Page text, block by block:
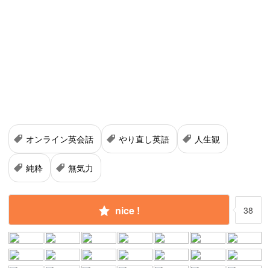
オンライン英会話 やり直し英語 人生観
純粋 無気力
nice ! 38